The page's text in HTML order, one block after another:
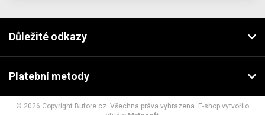
Důležité odkazy
Platební metody
© 2026 Copyright Bufore.cz. Všechna práva vyhrazena. E-shop vytvořilo